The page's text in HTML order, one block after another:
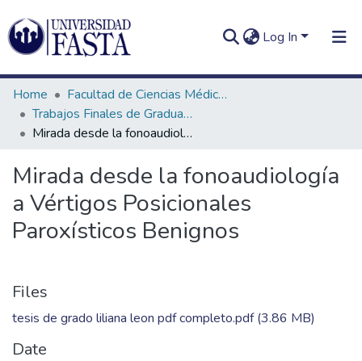
Log In
Communities
&
Collections
All of DSpace
Home
Facultad de Ciencias Médicas
Trabajos Finales de Graduación de Licenciatura en Fonoaudiología
Mirada desde la fonoaudiología a Vértigos Posicionales Paroxísticos Benignos
Mirada desde la fonoaudiología
a Vértigos Posicionales
Paroxísticos Benignos
Files
tesis de grado liliana leon pdf completo.pdf(3.86 MB)
Date